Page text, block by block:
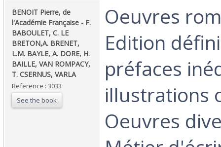
‎BENOIT Pierre, de
l'Académie Française - F.
BABOULET, C. LE
BRETON,A. BRENET,
L.M. BAYLE, A. DORE, H.
BAILLE, VAN ROMPACY,
T. CSERNUS, VARLA ‎
Reference : 3033
See the book
‎Oeuvres
Edition
préfaces
illustrations
Oeuvres